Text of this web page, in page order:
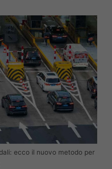
ecco il nuovo metodo per